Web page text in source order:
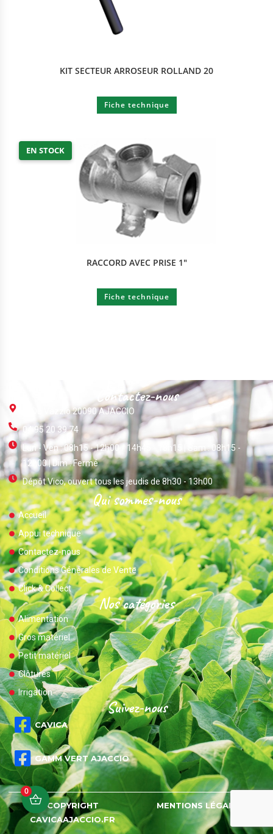
KIT SECTEUR ARROSEUR ROLLAND 20
Fiche technique
EN STOCK
RACCORD AVEC PRISE 1″
Fiche technique
Contactez-nous
ZI Du Vazzio 20090 AJACCIO
04 95 20 39 74
Lun - Ven : 08h15 - 12h00 / 14h45 - 18h15 | Sam : 08h15 -
12h00 | Dim : Fermé
Dépôt Vico, ouvert tous les jeudis de 8h30 - 13h00
Qui sommes-nous
Accueil
Appui technique
Contactez-nous
Conditions Générales de Vente
Click & Collect
Nos catégories
Alimentation
Gros matériel
Petit matériel
Clôtures
Irrigation
Suivez-nous
CAVICA
GAMM VERT AJACCIO
COPYRIGHT
CAVICAAJACCIO.FR
MENTIONS LÉGALES
0